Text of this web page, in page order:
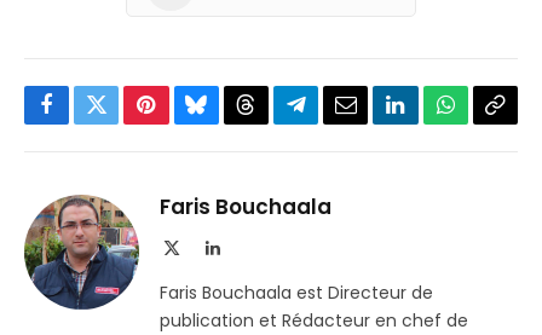
Facebook
TwitterPinterestBlueskyThreadsPartager
Telegram
EmailLinkedInWhatsApp
Faris Bouchaala
LinkedIn
Faris Bouchaala est Directeur de
publication et Rédacteur en chef de